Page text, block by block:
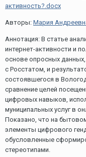
активность?.docx
Авторы: Мария
Аннотация: В статье
интернет-активности и
основе опросных
с Росстатом, и
состоявшегося в
сравнение целей
цифровых навыков,
муниципальных услуг в
Показано, что на
элементы цифрового
обусловленные
стереотипами.